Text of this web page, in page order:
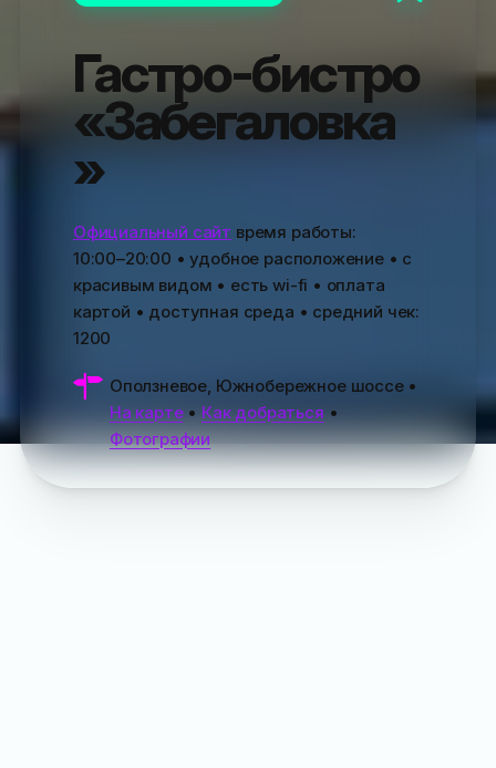
Гастро-бистро
«Забегаловка
»
Официальный сайт время работы:
10:00–20:00 • удобное расположение • с
красивым видом • есть wi-fi • оплата
картой • доступная среда • средний чек:
1200
Оползневое, Южнобережное шоссе•
На карте• Как добраться •
Фотографии